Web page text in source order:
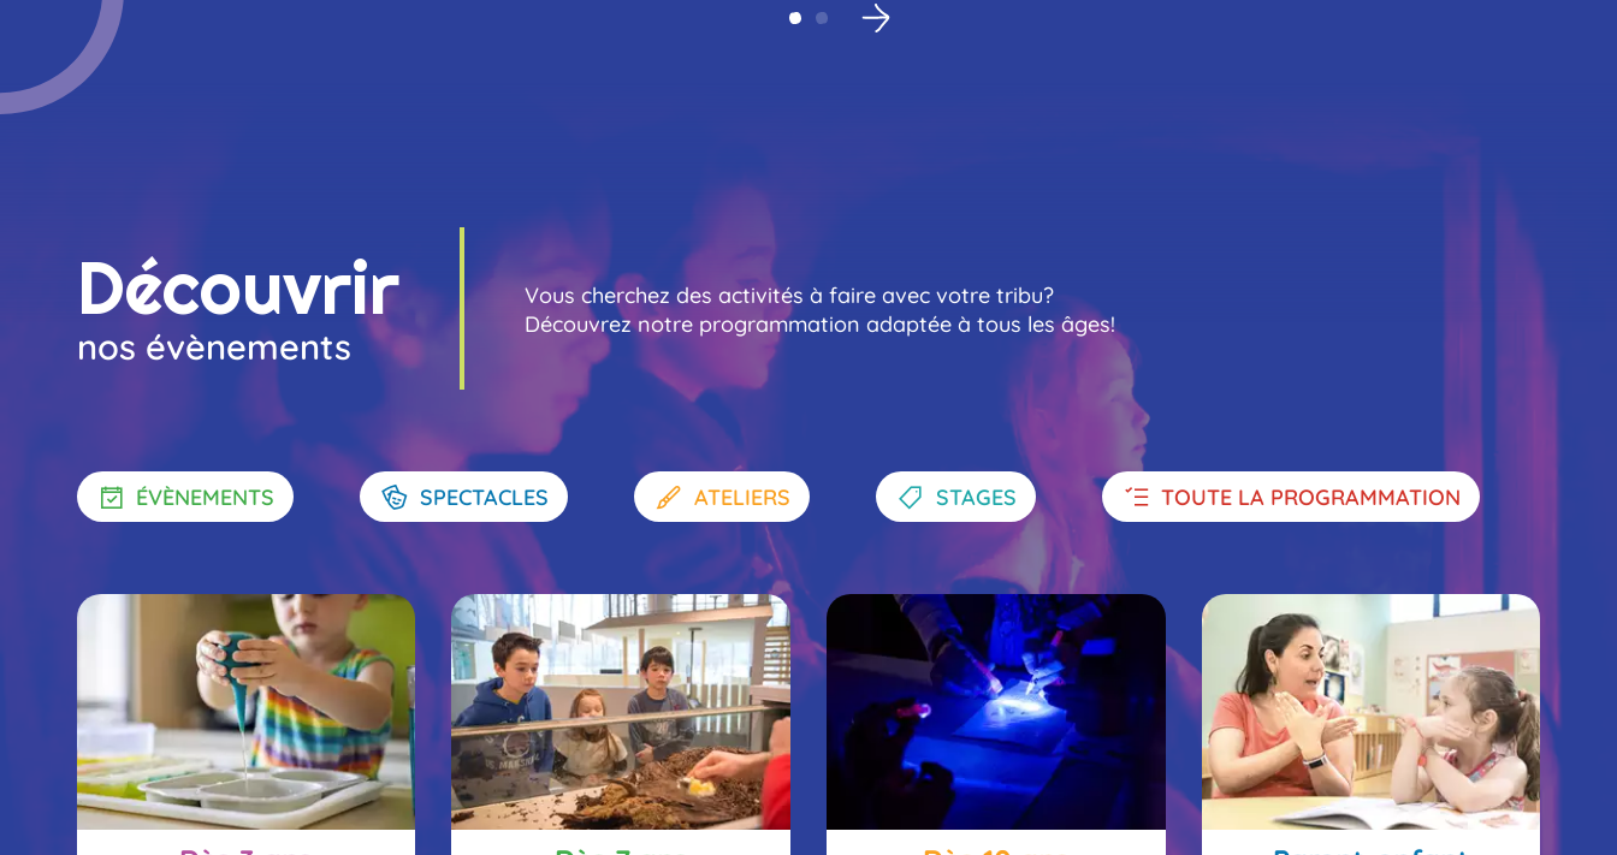
Participer à
notre offre
culturelle
Découvrir
nos évènements
Vous cherchez des activités à faire avec votre tribu?
Découvrez notre programmation adaptée à tous les âges!
ÉVÈNEMENTS SPECTACLES ATELIERS STAGES TOUTE LA PROGRAMMATION